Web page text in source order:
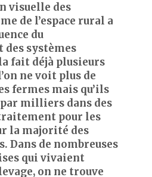
visuelle des
de l’espace rural a
du
des systèmes
fait déjà plusieurs
ne voit plus de
fermes mais qu’ils
milliers dans des
pour les
la majorité des
Dans de nombreuses
qui vivaient
on ne trouve